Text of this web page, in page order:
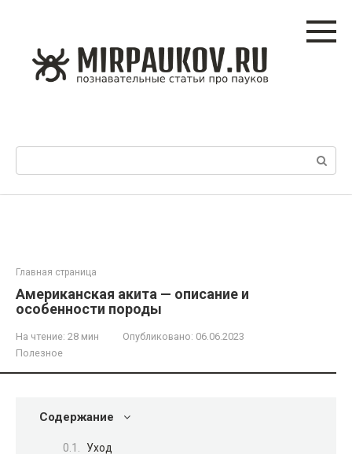
Главная страница
Американская акита — описание и
особенности породы
На чтение: 28 мин Опубликовано: 06.06.2023
Полезное
Содержание
Уход